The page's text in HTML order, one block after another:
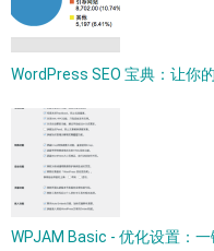
WordPress SEO 宝典：让你
WPJAM Basic - 优化设置：